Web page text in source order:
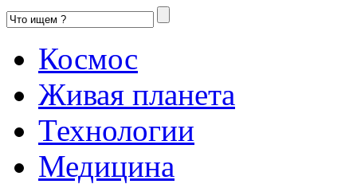
Космос
Живая планета
Технологии
Медицина